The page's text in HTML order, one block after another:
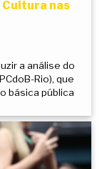
Cultura nas
a análise do
Rio), que
básica pública